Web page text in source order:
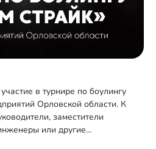
в турнире по боулингу
Орловской области. К
заместители
или другие